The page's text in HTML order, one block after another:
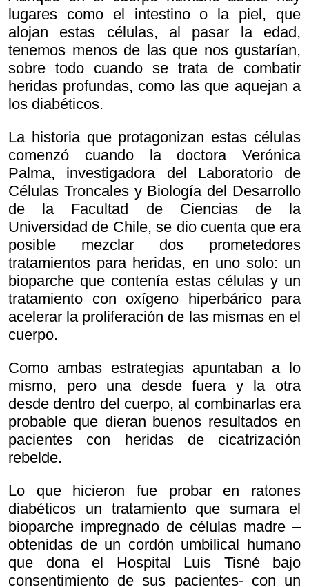
lugares como el intestino o la piel, que
alojan estas células, al pasar la edad,
tenemos menos de las que nos gustarían,
sobre todo cuando se trata de combatir
heridas profundas, como las que aquejan a
los diabéticos.
La historia que protagonizan estas células
comenzó cuando la doctora Verónica
Palma, investigadora del Laboratorio de
Células Troncales y Biología del Desarrollo
de la Facultad de Ciencias de la
Universidad de Chile, se dio cuenta que era
posible mezclar dos prometedores
tratamientos para heridas, en uno solo: un
bioparche que contenía estas células y un
tratamiento con oxígeno hiperbárico para
acelerar la proliferación de las mismas en el
cuerpo.
Como ambas estrategias apuntaban a lo
mismo, pero una desde fuera y la otra
desde dentro del cuerpo, al combinarlas era
probable que dieran buenos resultados en
pacientes con heridas de cicatrización
rebelde.
Lo que hicieron fue probar en ratones
diabéticos un tratamiento que sumara el
bioparche impregnado de células madre –
obtenidas de un cordón umbilical humano
que dona el Hospital Luis Tisné bajo
consentimiento de sus pacientes- con un